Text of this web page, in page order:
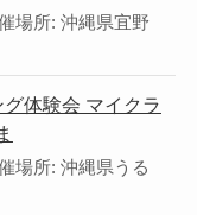
場所: 沖縄県宜野
体験会 マイクラ
場所: 沖縄県うる